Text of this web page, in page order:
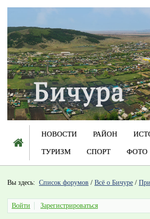
НОВОСТИ РАЙОН
ТУРИЗМ СПОРТ ФОТО
Вы здесь: Список форумов / Всё о Бичуре /
Войти Зарегистрироваться